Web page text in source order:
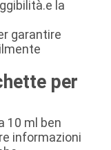
la
garantire
per
10 ml ben
informazioni